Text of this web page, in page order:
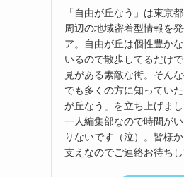
「自由が丘なう」は東京
周辺の地域密着型情報を
ア。自由が丘は個性豊か
いるので散歩してるだけ
見がある素敵な街。そん
でも多くの方に知ってい
が丘なう」を立ち上げま
一人編集部なので時間が
りないです（泣）。皆様
支えなのでご連絡お待ちし